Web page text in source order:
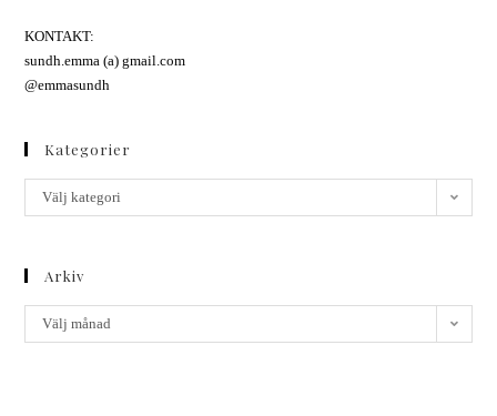
KONTAKT:
sundh.emma (a) gmail.com
@emmasundh
Kategorier
Välj kategori
Arkiv
Välj månad